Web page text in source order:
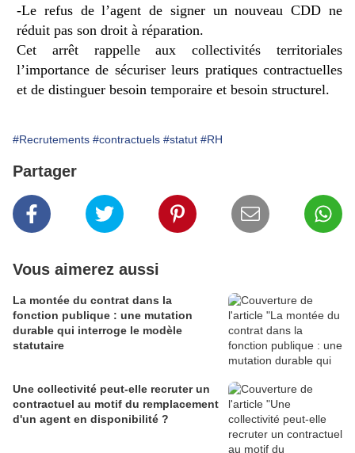
-Le refus de l’agent de signer un nouveau CDD ne
réduit pas son droit à réparation.
Cet arrêt rappelle aux collectivités territoriales
l’importance de sécuriser leurs pratiques contractuelles
et de distinguer besoin temporaire et besoin structurel.
#Recrutements #contractuels #statut #RH
Partager
Vous aimerez aussi
La montée du contrat dans la
fonction publique : une mutation
durable qui interroge le modèle
statutaire
Une collectivité peut-elle recruter un
contractuel au motif du remplacement
d'un agent en disponibilité ?